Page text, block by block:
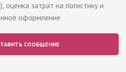
оценка затрат на логистику и
оформление
СООБЩЕНИЕ